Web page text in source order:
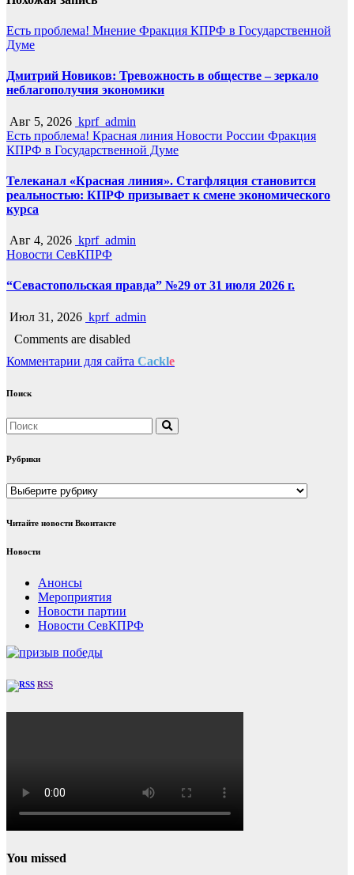
Есть проблема! Мнение Фракция КПРФ в Государственной
Думе
Дмитрий Новиков: Тревожность в обществе – зеркало
неблагополучия экономики
Авг 5, 2026 kprf_admin
Есть проблема! Красная линия Новости России Фракция
КПРФ в Государственной Думе
Телеканал «Красная линия». Стагфляция становится
реальностью: КПРФ призывает к смене экономического
курса
Авг 4, 2026 kprf_admin
Новости СевКПРФ
“Севастопольская правда” №29 от 31 июля 2026 г.
Июл 31, 2026 kprf_admin
Comments are disabled
Комментарии для сайта Cackle
Поиск
Рубрики
Рубрики
Читайте новости Вконтакте
Новости
Анонсы
Мероприятия
Новости партии
Новости СевКПРФ
RSS
You missed